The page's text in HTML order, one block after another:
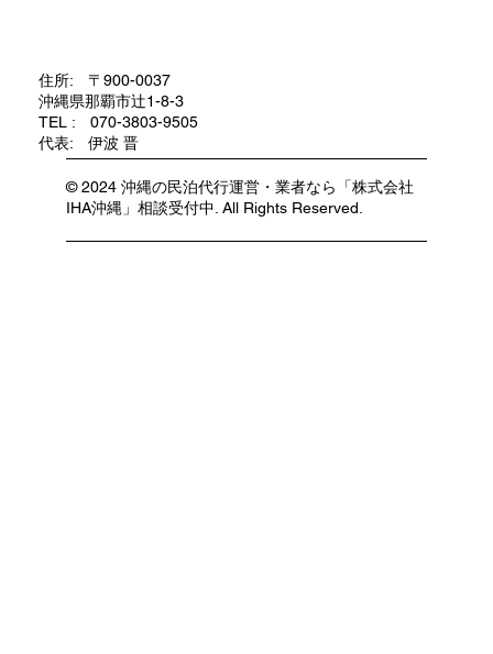
住所: 〒900-0037
沖縄県那覇市辻1-8-3
TEL : 070-3803-9505
代表: 伊波 晋
© 2024 沖縄の民泊代行運営・業者なら「株式会社
IHA沖縄」相談受付中. All Rights Reserved.